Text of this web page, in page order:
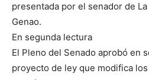
presentada por el senador de
Genao.
En segunda lectura
El Pleno del Senado aprobó en
proyecto de ley que modifica